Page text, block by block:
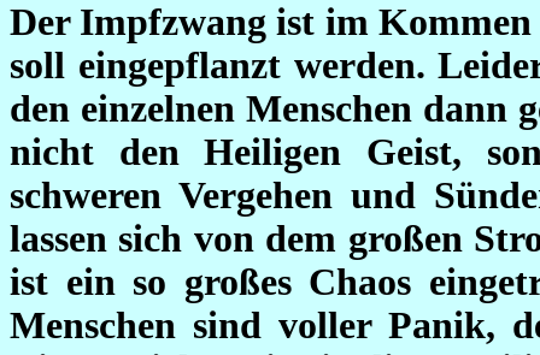
Der Impfzwang ist im
soll eingepflanzt werden.
den einzelnen Menschen dann
nicht den Heiligen Geist,
schweren Vergehen und
lassen sich von dem großen
ist ein so großes Chaos
Menschen sind voller Panik,